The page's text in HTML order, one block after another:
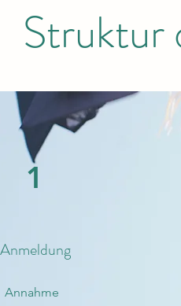
Struktur
1
Anmeldung
Annahme